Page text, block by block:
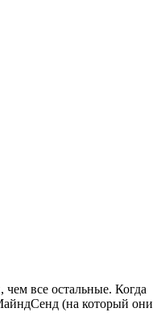
чем все остальные. Когда
(на который они